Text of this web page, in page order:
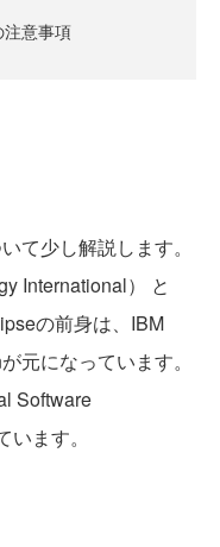
意事項
て少し解説します。
International） と
の前身は、IBM
元になっています。
Software
ます。